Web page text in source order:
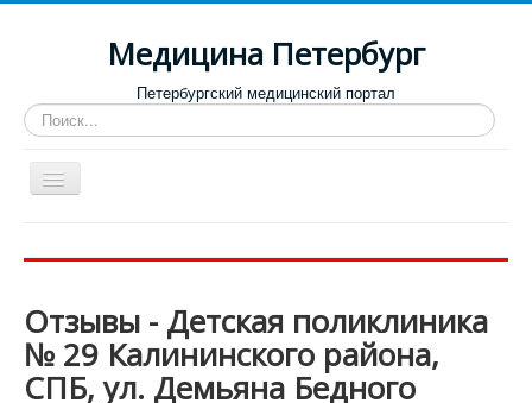
Медицина Петербург
Петербургский медицинский портал
Искать...
Toggle
Navigation
Роддома и женские консультации
Диспансеры
Отзывы - Детская поликлиника
№ 29 Калининского района,
СПБ, ул. Демьяна Бедного